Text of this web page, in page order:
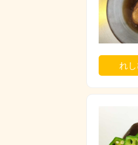
れ